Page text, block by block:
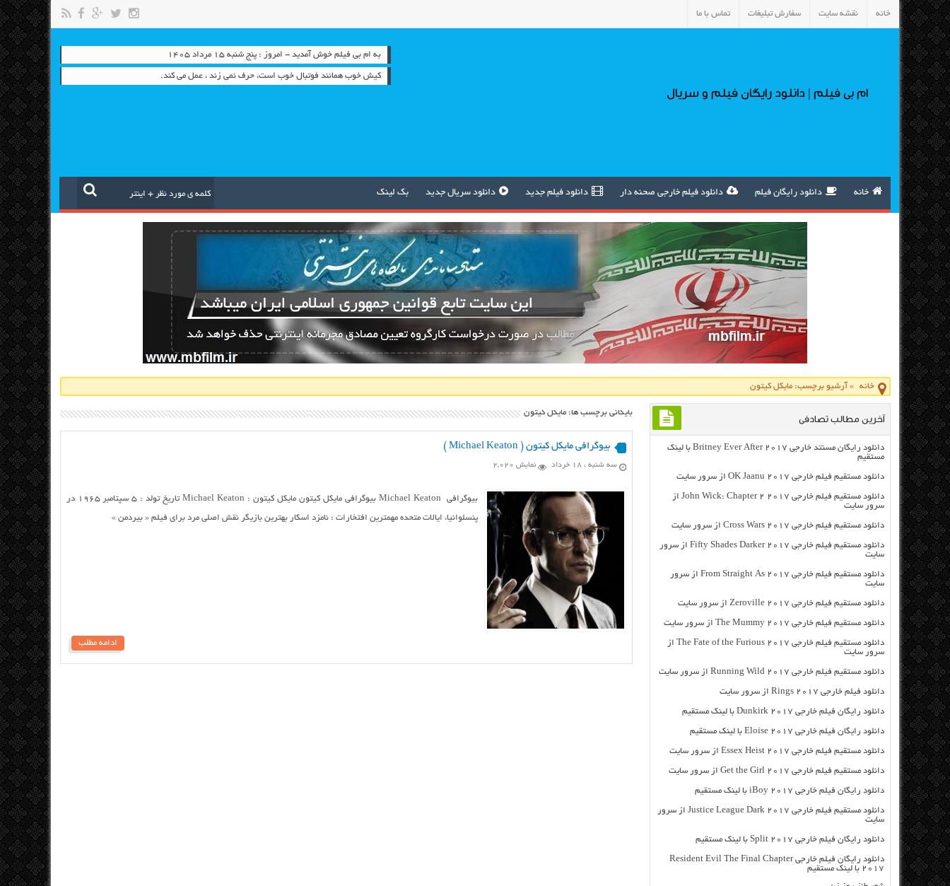
خانه نقشه سایت سفارش تبلیغات تماس با ما
ام بی فیلم | دانلود رایگان فیلم و سریال
به ام بی فیلم خوش آمدید - امروز : پنج شنبه ۱۵ مرداد ۱۴۰۵
کیش خوب همانند فوتبال خوب است، حرف نمی زند ، عمل می کند.
خانه دانلود رایگان فیلم دانلود فیلم خارجی صحنه دار دانلود فیلم جدید دانلود سریال جدید بک لینک
خانه » آرشیو برچسب: مایکل کیتون
بایگانی برچسب ها: مایکل کیتون
بیوگرافی مایکل کیتون ( Michael Keaton )
سه شنبه ، ۱۸ خرداد نمایش 2,020
بیوگرافی Michael Keaton بیوگرافی مایکل کیتون مایکل کیتون : Michael Keaton تاریخ تولد : ۵ سپتامبر ۱۹۶۵ در
پنسلوانیا، ایالات متحده مهمترین افتخارات : نامزد اسکار بهترین بازیگر نقش اصلی مرد برای فیلم « بیردمن »
ادامه مطلب
آخرین مطالب تصادفی
دانلود رایگان مسنتد خارجی Britney Ever After 2017 با لینک
مستقیم
دانلود مستقیم فیلم خارجی OK Jaanu 2017 از سرور سایت
دانلود مستقیم فیلم خارجی John Wick: Chapter 2 2017 از
سرور سایت
دانلود مستقیم فیلم خارجی Cross Wars 2017 از سرور سایت
دانلود مستقیم فیلم خارجی Fifty Shades Darker 2017 از سرور
سایت
دانلود مستقیم فیلم خارجی From Straight As 2017 از سرور
سایت
دانلود مستقیم فیلم خارجی Zeroville 2017 از سرور سایت
دانلود مستقیم فیلم خارجی The Mummy 2017 از سرور سایت
دانلود مستقیم فیلم خارجی The Fate of the Furious 2017 از
سرور سایت
دانلود مستقیم فیلم خارجی Running Wild 2017 از سرور سایت
دانلود فیلم خارجی Rings 2017 از سرور سایت
دانلود رایگان فیلم خارجی Dunkirk 2017 با لینک مستقیم
دانلود رایگان فیلم خارجی Eloise 2017 با لینک مستقیم
دانلود مستقیم فیلم خارجی Essex Heist 2017 از سرور سایت
دانلود مستقیم فیلم خارجی Get the Girl 2017 از سرور سایت
دانلود رایگان فیلم خارجی iBoy 2017 با لینک مستقیم
دانلود مستقیم فیلم خارجی Justice League Dark 2017 از سرور
سایت
دانلود رایگان فیلم خارجی Split 2017 با لینک مستقیم
دانلود رایگان فیلم خارجی Resident Evil The Final Chapter
2017 با لینک مستقیم